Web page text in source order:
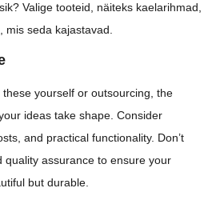
Valige tooteid, näiteks kaelarihmad,
seda kajastavad.
these yourself or outsourcing, the
ideas take shape. Consider
and practical functionality. Don’t
quality assurance to ensure your
but durable.